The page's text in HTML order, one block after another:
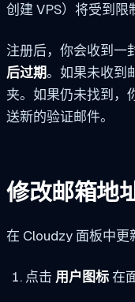
创建 VPS）将受到限
注册后，你会收到一
后过期。如果未收到
夹。如果仍未找到，
送新的验证邮件。
修改邮箱地
在 Cloudzy 面板中更
点击 用户图标在